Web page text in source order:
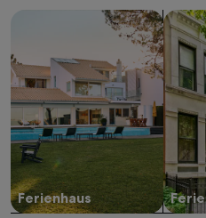
Ferienhaus
Suche nach Ferienhäusern